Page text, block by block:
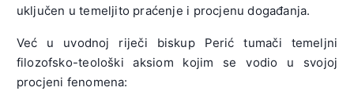
uključen u temeljito praćenje i procjenu događanja.
Već u uvodnoj riječi biskup Perić tumači temeljni
filozofsko-teološki aksiom kojim se vodio u svojoj
procjeni fenomena: